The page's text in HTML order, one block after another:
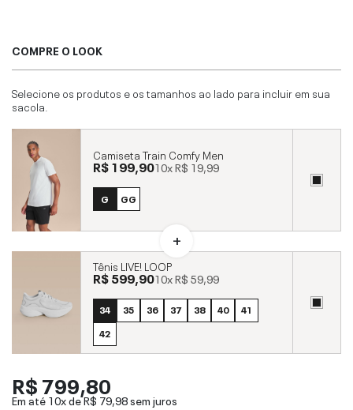
COMPRE O LOOK
Selecione os produtos e os tamanhos ao lado para incluir em sua
sacola.
Camiseta Train Comfy Men
R$ 199,9010xR$ 19,99
G GG
Tênis LIVE! LOOP
R$ 599,9010xR$ 59,99
34 35 36 37 38 40
41
42
R$ 799,80
Em até 10x deR$ 79,98sem juros